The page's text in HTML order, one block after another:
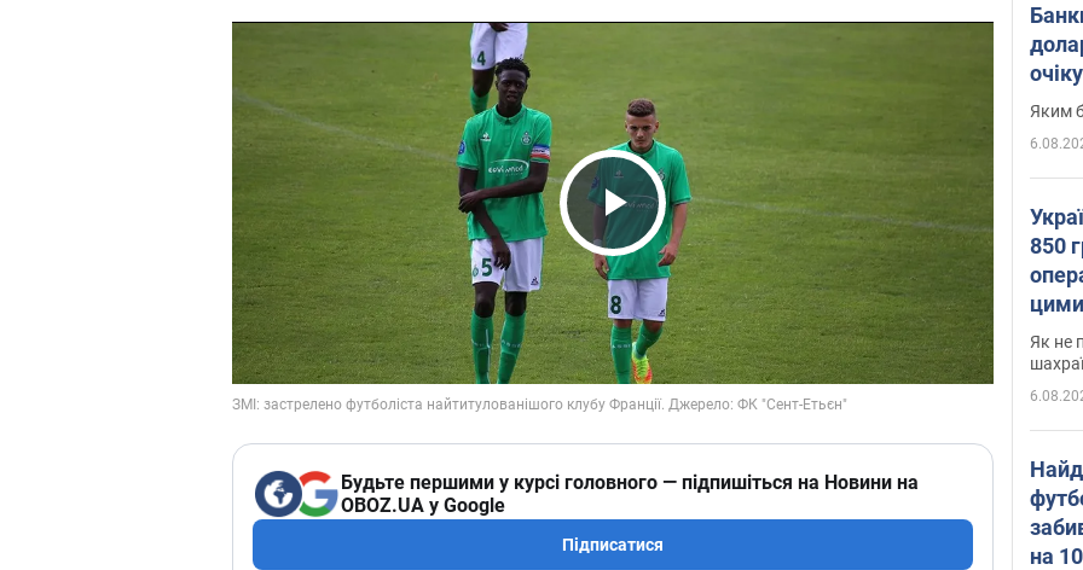
Play Video
Будьте першими у курсі головного — підпишіться на Новини на
OBOZ.UA у Google
Підписатися
Яким
850
Як не
на